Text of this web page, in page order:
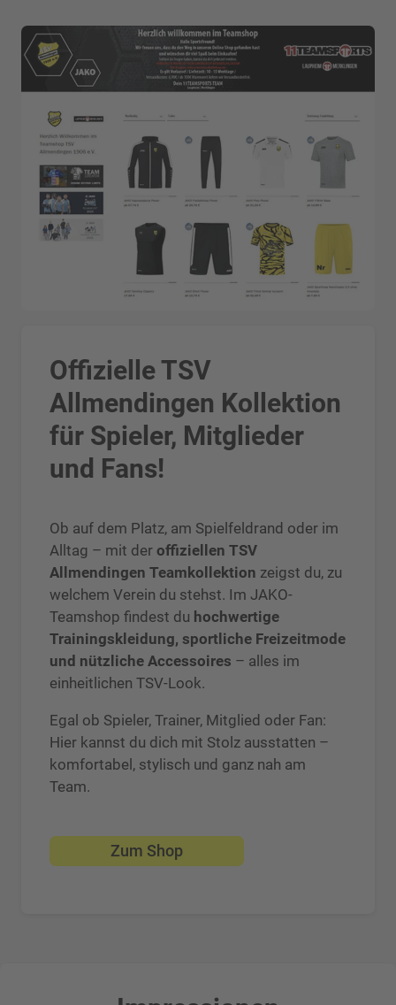
Offizielle TSV
Allmendingen Kollektion
für Spieler, Mitglieder
und Fans!
Ob auf dem Platz, am Spielfeldrand oder im
Alltag – mit der offiziellen TSV
Allmendingen Teamkollektion zeigst du, zu
welchem Verein du stehst. Im JAKO-
Teamshop findest du hochwertige
Trainingskleidung, sportliche Freizeitmode
und nützliche Accessoires – alles im
einheitlichen TSV-Look.
Egal ob Spieler, Trainer, Mitglied oder Fan:
Hier kannst du dich mit Stolz ausstatten –
komfortabel, stylisch und ganz nah am
Team.
Zum Shop